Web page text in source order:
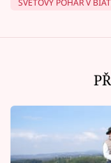
SVĚTOVÝ POHÁR V